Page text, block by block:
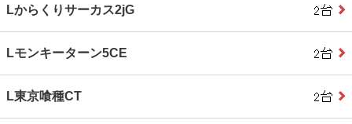
Lからくりサーカス2jG
Lモンキーターン5CE
L東京喰種CT